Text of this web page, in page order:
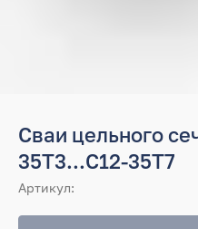
Сваи цельного
35Т3...С12-35Т7
Артикул: